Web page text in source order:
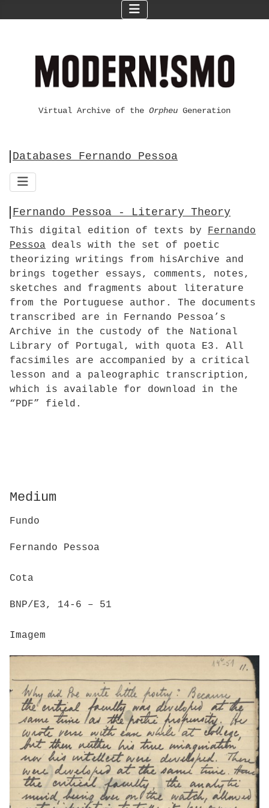
Virtual Archive of the Orpheu Generation
Databases Fernando Pessoa
Fernando Pessoa - Literary Theory
This digital edition of texts by Fernando
Pessoa deals with the set of poetic
theorizing writings from hisArchive and
brings together essays, comments, notes,
sketches and fragments about literature
from the Portuguese author. The documents
transcribed are in Fernando Pessoa’s
Archive in the custody of the National
Library of Portugal, with quota E3. All
facsimiles are accompanied by a critical
lesson and a paleographic transcription,
which is available for download in the
“PDF” field.
Medium
Fundo
Fernando Pessoa
Cota
BNP/E3, 14-6 – 51
Imagem